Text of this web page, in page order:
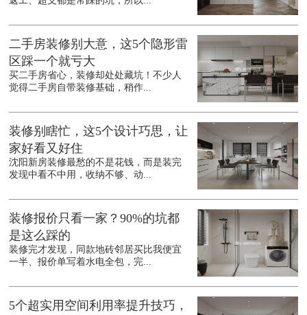
二手房装修别大意，这5个隐形雷
区踩一个就亏大
买二手房省心，装修却处处藏坑！不少人
觉得二手房自带装修基础，稍作...
装修别瞎忙，这5个设计巧思，让
家好看又好住
沈阳新房装修最愁的不是花钱，而是装完
发现中看不中用，收纳不够、动...
装修报价只看一家？90%的坑都
是这么踩的
装修完才发现，同款地砖邻居买比我便宜
一半、报价单写着水电全包，完...
5个超实用空间利用率提升技巧，